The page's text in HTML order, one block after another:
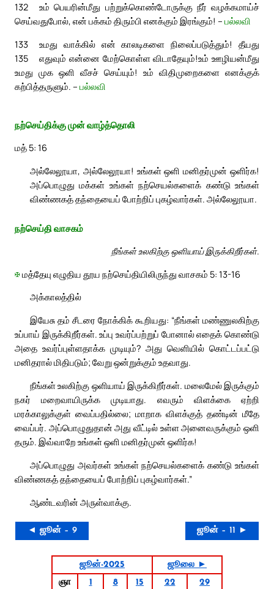
132
உம் பெயரின்மீது பற்றுக்கொண்டோருக்கு நீர் வழக்கமாய்ச்
செய்வதுபோல், என் பக்கம் திரும்பி எனக்கும் இரங்கும்! – பல்லவி
133
உமது வாக்கில் என் காலடிகளை நிலைப்படுத்தும்! தீயது
எதுவும் என்னை மேற்கொள்ள விடாதேயும்!
135
உம் ஊழியன்மீது
உமது முக ஒளி வீசச் செய்யும்! உம் விதிமுறைகளை எனக்குக்
கற்பித்தருளும். – பல்லவி
நற்செய்திக்கு முன் வாழ்த்தொலி
மத் 5: 16
அல்லேலூயா, அல்லேலூயா! உங்கள் ஒளி மனிதர்முன் ஒளிர்க!
அப்பொழுது மக்கள் உங்கள் நற்செயல்களைக் கண்டு உங்கள்
விண்ணகத் தந்தையைப் போற்றிப் புகழ்வார்கள். அல்லேலூயா.
நற்செய்தி வாசகம்
நீங்கள் உலகிற்கு ஒளியாய் இருக்கிறீர்கள்.
✠மத்தேயு எழுதிய தூய நற்செய்தியிலிருந்து வாசகம் 5: 13-16
அக்காலத்தில்
இயேசு தம் சீடரை நோக்கிக் கூறியது: “நீங்கள் மண்ணுலகிற்கு
உப்பாய் இருக்கிறீர்கள். உப்பு உவர்ப்பற்றுப் போனால் எதைக் கொண்டு
அதை உவர்ப்புள்ளதாக்க முடியும்? அது வெளியில் கொட்டப்பட்டு
மனிதரால் மிதிபடும்; வேறு ஒன்றுக்கும் உதவாது.
நீங்கள் உலகிற்கு ஒளியாய் இருக்கிறீர்கள். மலைமேல் இருக்கும்
நகர் மறைவாயிருக்க முடியாது. எவரும் விளக்கை ஏற்றி
மரக்காலுக்குள் வைப்பதில்லை; மாறாக விளக்குத் தண்டின் மீதே
வைப்பர். அப்பொழுதுதான் அது வீட்டில் உள்ள அனைவருக்கும் ஒளி
தரும். இவ்வாறே உங்கள் ஒளி மனிதர்முன் ஒளிர்க!
அப்பொழுது அவர்கள் உங்கள் நற்செயல்களைக் கண்டு உங்கள்
விண்ணகத் தந்தையைப் போற்றிப் புகழ்வார்கள்.”
ஆண்டவரின் அருள்வாக்கு.
◄ ஜூன் – 9 ஜூன் – 11 ►
ஜூன்-2025
ஜூலை ►
ஞா
1 8 15 22
29